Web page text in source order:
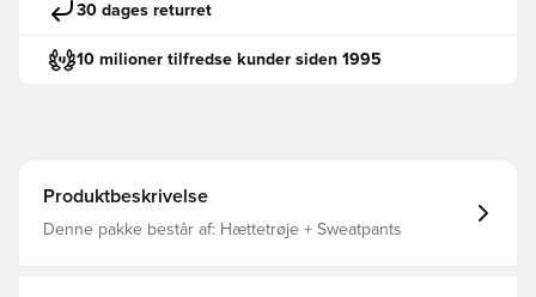
30 dages returret
10 milioner tilfredse kunder siden 1995
Produktbeskrivelse
Denne pakke består af: Hættetrøje + Sweatpants